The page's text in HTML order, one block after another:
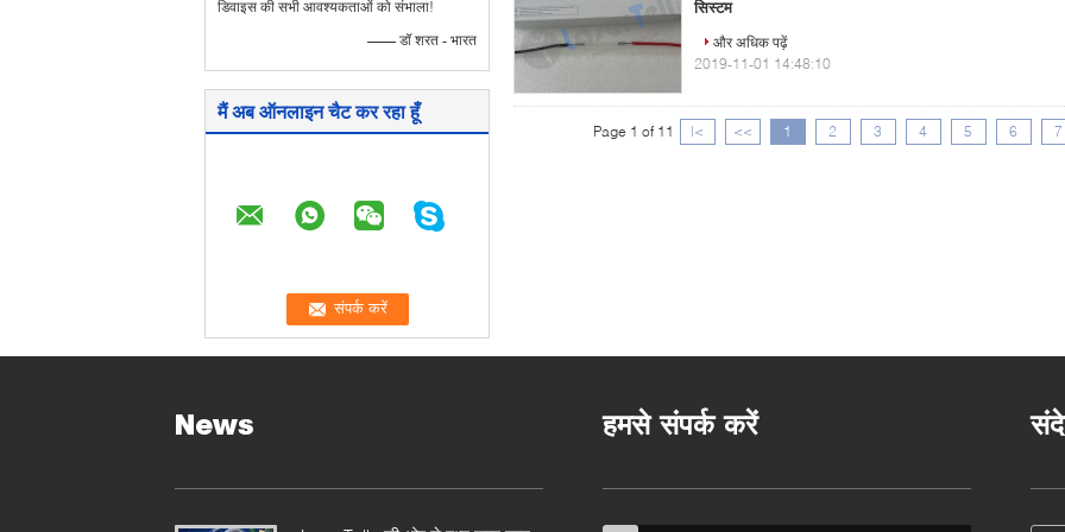
डिवाइस की सभी आवश्यकताओं को संभाला!
—— डॉ शरत - भारत
मैं अब ऑनलाइन चैट कर रहा हूँ
सिस्टम
और अधिक पढ़ें
2019-11-01 14:48:10
Page 1 of 11 |< << 1 2 3 4 5 6 7
News हमसे संपर्क करें